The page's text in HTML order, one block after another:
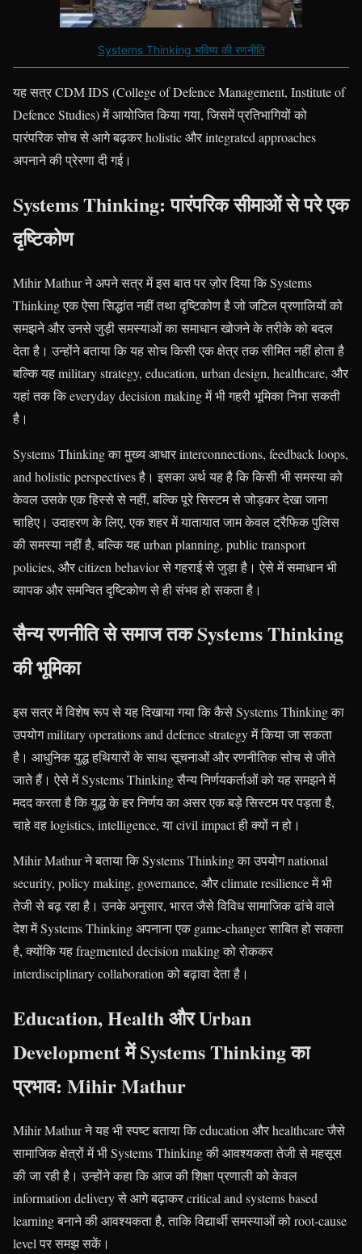
Systems Thinking भविष्य की रणनीति
यह सत्र CDM IDS (College of Defence Management, Institute of
Defence Studies) में आयोजित किया गया, जिसमें प्रतिभागियों को
पारंपरिक सोच से आगे बढ़कर holistic और integrated approaches
अपनाने की प्रेरणा दी गई।
Systems Thinking: पारंपरिक सीमाओं से परे एक
दृष्टिकोण
Mihir Mathur ने अपने सत्र में इस बात पर ज़ोर दिया कि Systems
Thinking एक ऐसा सिद्धांत नहीं तथा दृष्टिकोण है जो जटिल प्रणालियों को
समझने और उनसे जुड़ी समस्याओं का समाधान खोजने के तरीके को बदल
देता है। उन्होंने बताया कि यह सोच किसी एक क्षेत्र तक सीमित नहीं होता है
बल्कि यह military strategy, education, urban design, healthcare, और
यहां तक कि everyday decision making में भी गहरी भूमिका निभा सकती
है।
Systems Thinking का मुख्य आधार interconnections, feedback loops,
and holistic perspectives है। इसका अर्थ यह है कि किसी भी समस्या को
केवल उसके एक हिस्से से नहीं, बल्कि पूरे सिस्टम से जोड़कर देखा जाना
चाहिए। उदाहरण के लिए, एक शहर में यातायात जाम केवल ट्रैफिक पुलिस
की समस्या नहीं है, बल्कि यह urban planning, public transport
policies, और citizen behavior से गहराई से जुड़ा है। ऐसे में समाधान भी
व्यापक और समन्वित दृष्टिकोण से ही संभव हो सकता है।
सैन्य रणनीति से समाज तक Systems Thinking
की भूमिका
इस सत्र में विशेष रूप से यह दिखाया गया कि कैसे Systems Thinking का
उपयोग military operations and defence strategy में किया जा सकता
है। आधुनिक युद्ध हथियारों के साथ सूचनाओं और रणनीतिक सोच से जीते
जाते हैं। ऐसे में Systems Thinking सैन्य निर्णयकर्ताओं को यह समझने में
मदद करता है कि युद्ध के हर निर्णय का असर एक बड़े सिस्टम पर पड़ता है,
चाहे वह logistics, intelligence, या civil impact ही क्यों न हो।
Mihir Mathur ने बताया कि Systems Thinking का उपयोग national
security, policy making, governance, और climate resilience में भी
तेजी से बढ़ रहा है। उनके अनुसार, भारत जैसे विविध सामाजिक ढांचे वाले
देश में Systems Thinking अपनाना एक game-changer साबित हो सकता
है, क्योंकि यह fragmented decision making को रोककर
interdisciplinary collaboration को बढ़ावा देता है।
Education, Health और Urban
Development में Systems Thinking का
प्रभाव: Mihir Mathur
Mihir Mathur ने यह भी स्पष्ट बताया कि education और healthcare जैसे
सामाजिक क्षेत्रों में भी Systems Thinking की आवश्यकता तेजी से महसूस
की जा रही है। उन्होंने कहा कि आज की शिक्षा प्रणाली को केवल
information delivery से आगे बढ़ाकर critical and systems based
learning बनाने की आवश्यकता है, ताकि विद्यार्थी समस्याओं को root-cause
level पर समझ सकें।